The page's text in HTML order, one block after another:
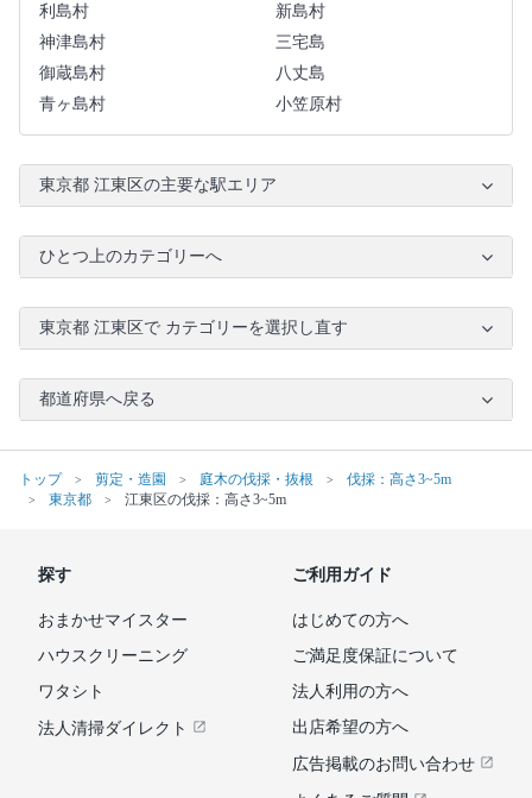
利島村
新島村
神津島村
三宅島
御蔵島村
八丈島
青ヶ島村
小笠原村
東京都 江東区の主要な駅エリア
ひとつ上のカテゴリーへ
東京都 江東区で カテゴリーを選択し直す
都道府県へ戻る
トップ 剪定・造園 庭木の伐採・抜根
伐採：高さ3~5m
東京都
江東区の伐採：高さ3~5m
探す
おまかせマイスター
ハウスクリーニング
ワタシト
法人清掃ダイレクト
ご利用ガイド
はじめての方へ
ご満足度保証について
法人利用の方へ
出店希望の方へ
広告掲載のお問い合わせ